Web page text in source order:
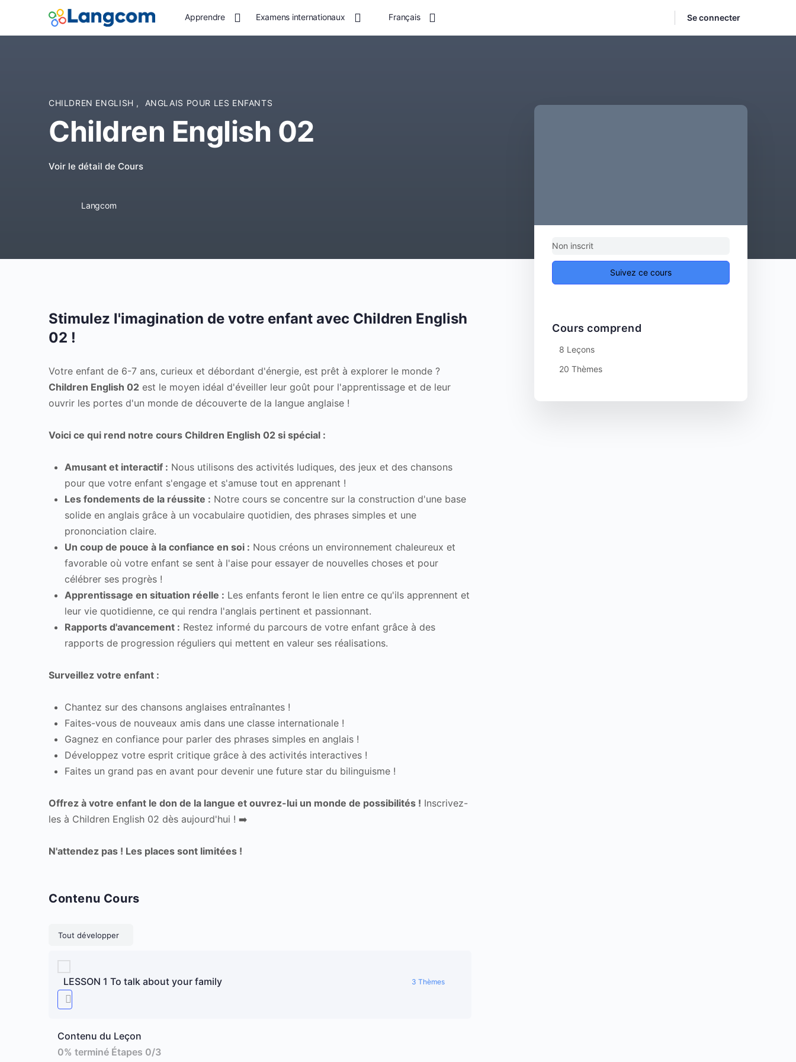
Apprendre Examens internationaux Français Se connecter
CHILDREN ENGLISH , ANGLAIS POUR LES ENFANTS
Children English 02
Voir le détail de Cours
Langcom
Stimulez l'imagination de votre enfant avec Children English
02 !
Votre enfant de 6-7 ans, curieux et débordant d'énergie, est prêt à explorer le monde ?
Children English 02 est le moyen idéal d'éveiller leur goût pour l'apprentissage et de leur
ouvrir les portes d'un monde de découverte de la langue anglaise !
Voici ce qui rend notre cours Children English 02 si spécial :
Amusant et interactif : Nous utilisons des activités ludiques, des jeux et des chansons
pour que votre enfant s'engage et s'amuse tout en apprenant !
Les fondements de la réussite : Notre cours se concentre sur la construction d'une base
solide en anglais grâce à un vocabulaire quotidien, des phrases simples et une
prononciation claire.
Un coup de pouce à la confiance en soi : Nous créons un environnement chaleureux et
favorable où votre enfant se sent à l'aise pour essayer de nouvelles choses et pour
célébrer ses progrès !
Apprentissage en situation réelle : Les enfants feront le lien entre ce qu'ils apprennent et
leur vie quotidienne, ce qui rendra l'anglais pertinent et passionnant.
Rapports d'avancement : Restez informé du parcours de votre enfant grâce à des
rapports de progression réguliers qui mettent en valeur ses réalisations.
Surveillez votre enfant :
Chantez sur des chansons anglaises entraînantes !
Faites-vous de nouveaux amis dans une classe internationale !
Gagnez en confiance pour parler des phrases simples en anglais ! ️
Développez votre esprit critique grâce à des activités interactives !
Faites un grand pas en avant pour devenir une future star du bilinguisme !
Offrez à votre enfant le don de la langue et ouvrez-lui un monde de possibilités ! Inscrivez-
les à Children English 02 dès aujourd'hui ! ➡️
N'attendez pas ! Les places sont limitées !
Contenu Cours
Tout développer
LESSON 1 To talk about your family 3 Thèmes
Contenu du Leçon
0% terminé Étapes 0/3
Non inscrit
Suivez ce cours
Cours comprend
8 Leçons
20 Thèmes